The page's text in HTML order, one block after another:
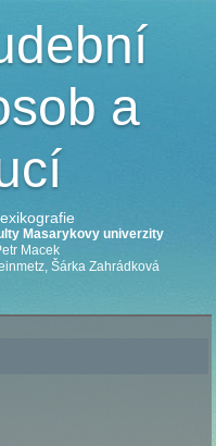
a
Masarykovy univerzity
Macek
Šárka Zahrádková